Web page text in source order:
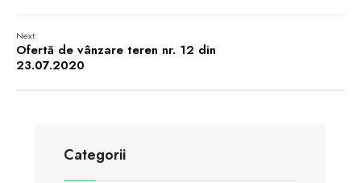
Next:
Ofertă de vânzare teren nr. 12 din
23.07.2020
Categorii